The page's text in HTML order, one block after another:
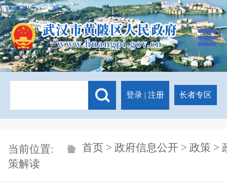
登录 | 注册 长者专区
当前位置: 首页 > 政府信息公开 > 政策 >
策解读